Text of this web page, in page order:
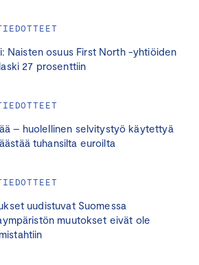
Naisten osuus First North -yhtiöiden
27 prosenttiin
– huolellinen selvitystyö käytettyä
tuhansilta euroilta
uudistuvat Suomessa
muutokset eivät ole